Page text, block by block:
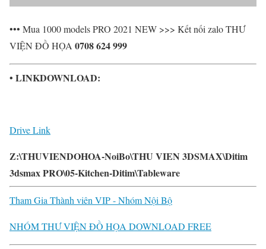
••• Mua 1000 models PRO 2021 NEW >>> Kết nối zalo THƯ
VIỆN ĐỒ HỌA 0708 624 999
• LINKDOWNLOAD:
Drive Link
Z:\THUVIENDOHOA-NoiBo\THU VIEN 3DSMAX\Ditim
3dsmax PRO\05-Kitchen-Ditim\Tableware
Tham Gia Thành viên VIP - Nhóm Nội Bộ
NHÓM THƯ VIỆN ĐỒ HỌA DOWNLOAD FREE